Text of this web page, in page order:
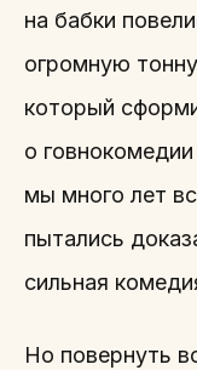
на бабки
огромную
который
о
мы много лет
пытались
сильная
Но повернуть